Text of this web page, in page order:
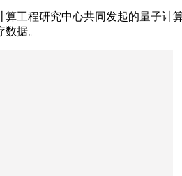
工程研究中心共同发起的量子计
据。